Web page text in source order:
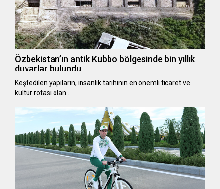
Özbekistan’ın antik Kubbo bölgesinde bin yıllık
duvarlar bulundu
Keşfedilen yapıların, insanlık tarihinin en önemli ticaret ve
kültür rotası olan…